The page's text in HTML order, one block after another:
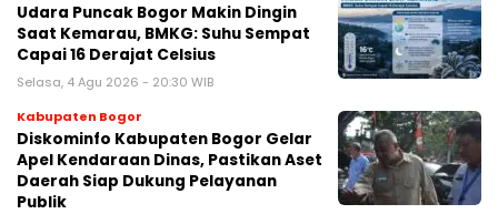
Udara Puncak Bogor Makin Dingin
Saat Kemarau, BMKG: Suhu Sempat
Capai 16 Derajat Celsius
Selasa, 4 Agu 2026 - 20:30 WIB
Kabupaten Bogor
Diskominfo Kabupaten Bogor Gelar
Apel Kendaraan Dinas, Pastikan Aset
Daerah Siap Dukung Pelayanan
Publik